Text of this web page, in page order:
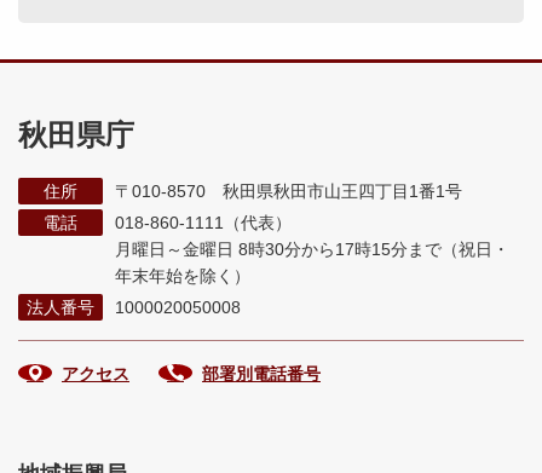
秋田県庁
住所
〒010-8570 秋田県秋田市山王四丁目1番1号
電話
018-860-1111（代表）
月曜日～金曜日 8時30分から17時15分まで （祝日・
年末年始を除く）
法人番号
1000020050008
アクセス 部署別電話番号